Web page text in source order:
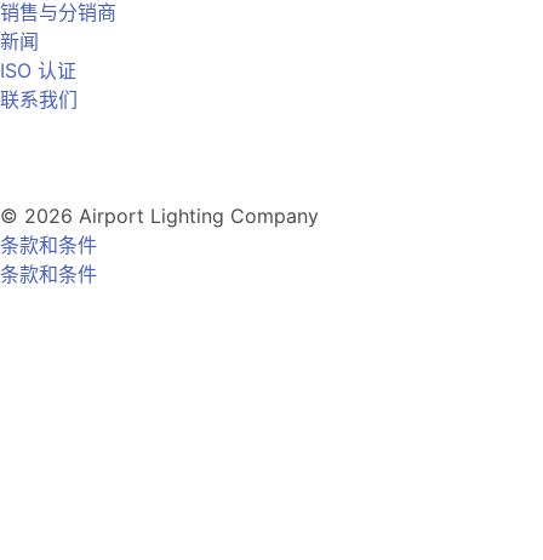
销售与分销商
新闻
ISO 认证
联系我们
© 2026 Airport Lighting Company
条款和条件
条款和条件